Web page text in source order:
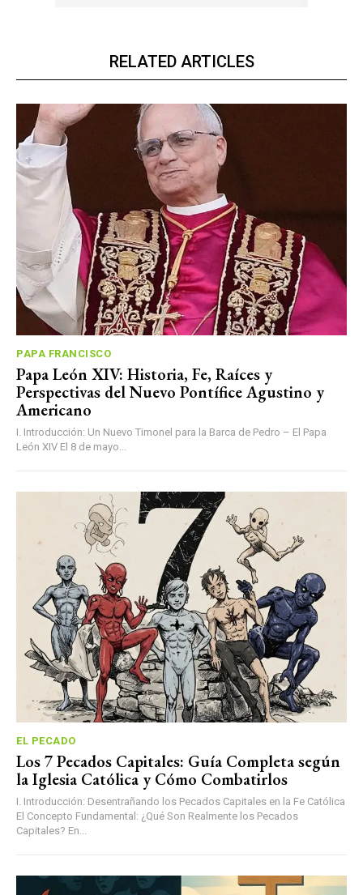
RELATED ARTICLES
PAPA FRANCISCO
Papa León XIV: Historia, Fe, Raíces y
Perspectivas del Nuevo Pontífice Agustino y
Americano
I. Introducción: Un Nuevo Timonel para la Barca de Pedro – El Papa
León XIV El 8 de mayo...
EL PECADO
Los 7 Pecados Capitales: Guía Completa según
la Iglesia Católica y Cómo Combatirlos
I. Introducción: Desentrañando los Pecados Capitales en la Fe Católica
El Concepto Fundamental: ¿Qué Son Realmente los Pecados
Capitales? En...